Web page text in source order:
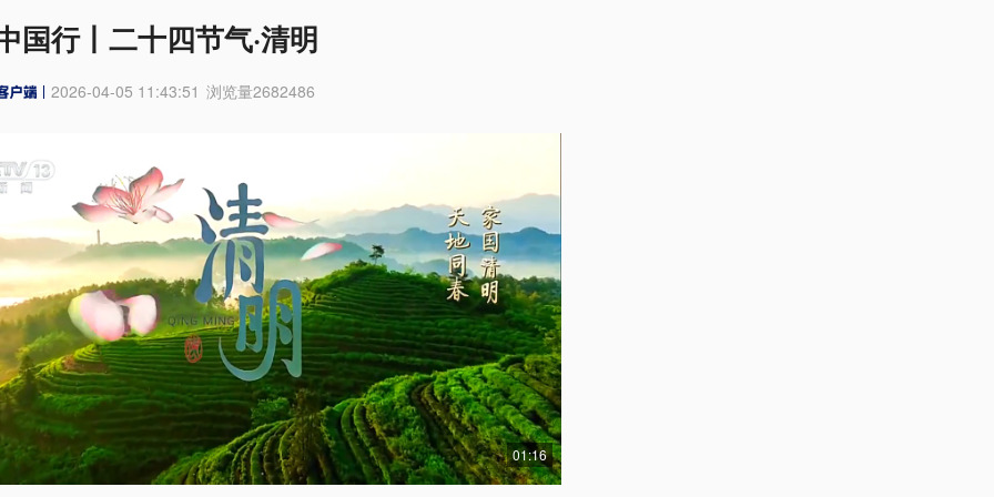
国行丨二十四节气·清明
2026-04-05 11:43:51 浏览量2682486
01:16